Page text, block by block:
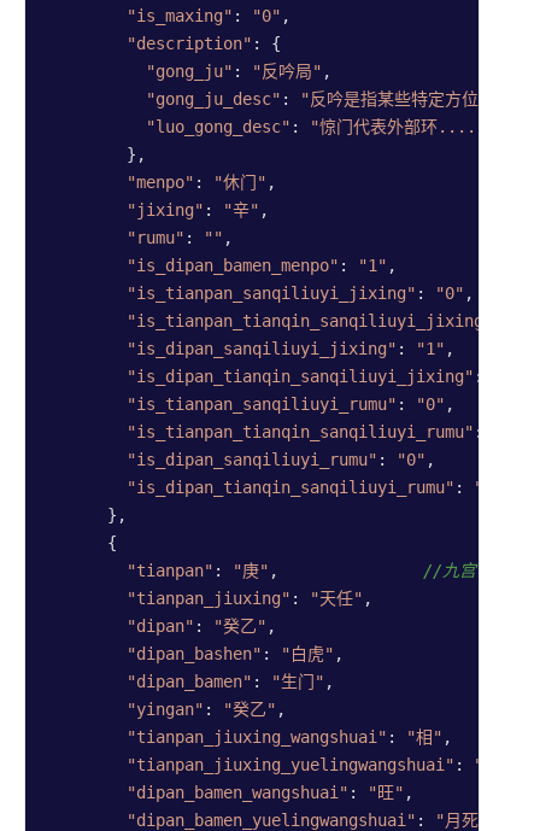
"is_maxing" : "0" ,
"description" : {
"gong_ju" : "反吟局" ,
"gong_ju_desc" :
"反吟是指某些特定方位的
"luo_gong_desc" :
"惊门代表外部环......"
        },
"menpo" : "休门" ,
"jixing" : "辛" ,
"rumu" : "" ,
"is_dipan_bamen_menpo" : "1" ,
"is_tianpan_sanqiliuyi_jixing" : "0" ,
"is_tianpan_tianqin_sanqiliuyi_jixing"
"is_dipan_sanqiliuyi_jixing" : "1" ,
"is_dipan_tianqin_sanqiliuyi_jixing" :
"is_tianpan_sanqiliuyi_rumu" : "0" ,
"is_tianpan_tianqin_sanqiliuyi_rumu" :
"is_dipan_sanqiliuyi_rumu" : "0" ,
"is_dipan_tianqin_sanqiliuyi_rumu" :
"0"
      },
      {
"tianpan" : "庚" , //九宫宫盘5信
"tianpan_jiuxing" : "天任" ,
"dipan" : "癸乙" ,
"dipan_bashen" : "白虎" ,
"dipan_bamen" : "生门" ,
"yingan" : "癸乙" ,
"tianpan_jiuxing_wangshuai" : "相" ,
"tianpan_jiuxing_yuelingwangshuai" : "月囚"
"dipan_bamen_wangshuai" : "旺" ,
"dipan_bamen_yuelingwangshuai" : "月死"